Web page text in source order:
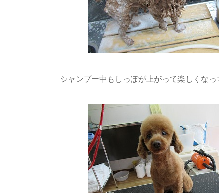
シャンプー中もしっぽが上がって楽しくな